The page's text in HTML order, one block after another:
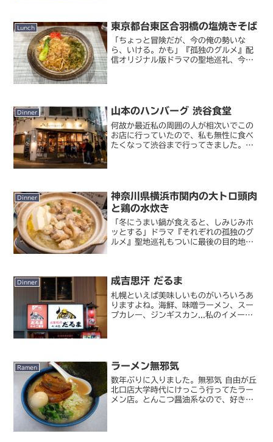
はいったん終了なわけで...
Lunch 東京都台東区合羽橋の塩焼きそば
「ちょっと冒険だが、今の俺の勢いな
ら、いける。かも」『孤独のグルメ』配
信オリジナル版ドラマの聖地巡礼、今回
Dinner 山本のハンバーグ 渋谷食堂
何故か最近私の周囲の人が相次いでこの
お店に行っていたので、私も無性に食べ
たくなって渋谷まで行ってきました。山
Dinner
神奈川県横浜市関内の大トロ頭肉
と鶏の水炊き
「冬にうまい鍋が食えると、しみじみホ
ッとする」ドラマ『それぞれの孤独のグ
ルメ』聖地巡礼もついに最後の目的地と
Dinner 成吉思汗 だるま
札幌といえば美味しいものがいろいろあ
りますよね。海鮮、味噌ラーメン、スー
プカレー、ジンギスカン...私のイメージ
Ramen ラーメン無邪気
数年ぶりに入りました。無邪気 自由が丘
北口店大学時代にけっこう行ってたラー
メン店。とんこつ醤油系なので、好き嫌